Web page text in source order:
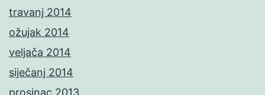
travanj 2014
ožujak 2014
veljača 2014
siječanj 2014